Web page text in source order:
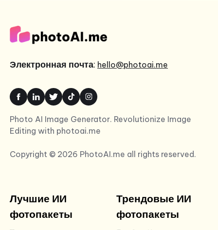
Электронная почта: hello@photoai.me
Photo AI Image Generator. Revolutionize Image
Editing with photoai.me
Copyright © 2026 PhotoAI.me all rights reserved.
Лучшие ИИ
фотопакеты
Трендовые ИИ
фотопакеты